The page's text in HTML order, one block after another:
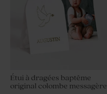
Étui à dragées baptême
original colombe messagère